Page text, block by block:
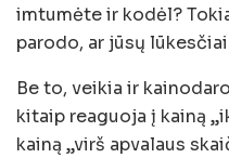
imtumėte ir kodėl?
parodo, ar jūsų
Be to, veikia ir
kitaip reaguoja į kainą
kainą „virš apvalaus